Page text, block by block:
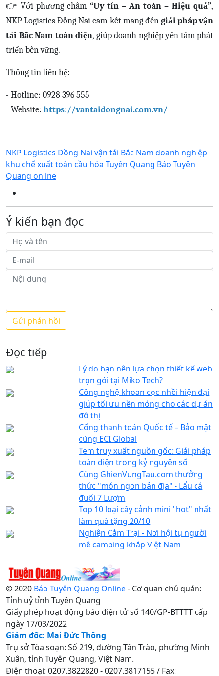
👉 Với phương châm “Uy tín – An toàn – Hiệu quả”,
NKP Logistics Đồng Nai cam kết mang đếngiải pháp vận
tải Bắc Nam toàn diện, giúp doanh nghiệp yên tâm phát
triển bền vững.
Thông tin liên hệ:
- Hotline: 0928 396 555
- Website: https://vantaidongnai.com.vn/
NKP Logistics Đồng Nai vận tải Bắc Nam doanh nghiệp
khu chế xuấttoàn cầu hóa Tuyên Quang Báo Tuyên
Quang online
Ý kiến bạn đọc
Đọc tiếp
Lý do bạn nên lựa chọn thiết kế web
trọn gói tại Miko Tech?
Công nghệ khoan cọc nhồi hiện đại
giúp tối ưu nền móng cho các dự án
đô thị
Cổng thanh toán Quốc tế – Bảo mật
cùng ECI Global
Tem truy xuất nguồn gốc: Giải pháp
toàn diện trong kỷ nguyên số
Cùng GhienVungTau.com thưởng
thức "món ngon bản địa" - Lẩu cá
đuối 7 Lượm
Top 10 loại cây cảnh mini "hot" nhất
làm quà tặng 20/10
Nghiện Cắm Trại - Nơi hội tụ người
mê camping khắp Việt Nam
© 2020 Báo Tuyên Quang Online- Cơ quan chủ quản:
Tỉnh uỷ tỉnh Tuyên Quang
Giấy phép hoạt động báo điện tử số 140/GP-BTTTT cấp
ngày 17/03/2022
Giám đốc: Mai Đức Thông
Trụ sở Tòa soạn: Số 219, đường Tân Trào, phường Minh
Xuân, tỉnh Tuyên Quang, Việt Nam.
Điện thoại: 0207.3822820 - 0207.3817155 / Fax: